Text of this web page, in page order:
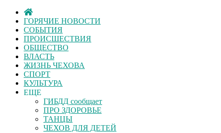
ГОРЯЧИЕ НОВОСТИ
СОБЫТИЯ
ПРОИСШЕСТВИЯ
ОБЩЕСТВО
ВЛАСТЬ
ЖИЗНЬ ЧЕХОВА
СПОРТ
КУЛЬТУРА
ЕЩЕ
ГИБДД сообщает
ПРО ЗДОРОВЬЕ
ТАНЦЫ
ЧЕХОВ ДЛЯ ДЕТЕЙ